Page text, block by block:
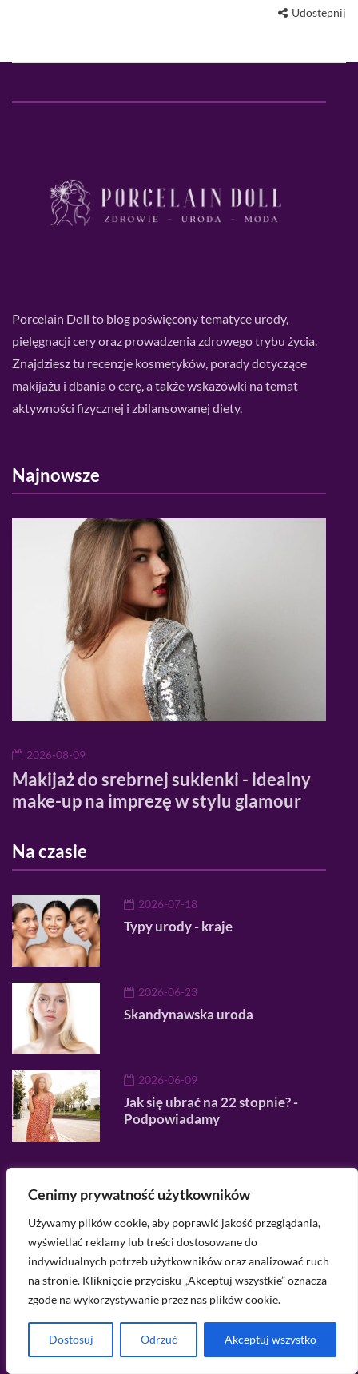
Cenimy prywatność użytkowników
Używamy plików cookie, aby poprawić jakość przeglądania,
wyświetlać reklamy lub treści dostosowane do
indywidualnych potrzeb użytkowników oraz analizować ruch
na stronie. Kliknięcie przycisku „Akceptuj wszystkie” oznacza
zgodę na wykorzystywanie przez nas plików cookie.
Dostosuj Odrzuć Akceptuj wszystko
Udostępnij
Porcelain Doll to blog poświęcony tematyce urody,
pielęgnacji cery oraz prowadzenia zdrowego trybu życia.
Znajdziesz tu recenzje kosmetyków, porady dotyczące
makijażu i dbania o cerę, a także wskazówki na temat
aktywności fizycznej i zbilansowanej diety.
Najnowsze
2026-08-09
Makijaż do srebrnej sukienki - idealny
make-up na imprezę w stylu glamour
Na czasie
2026-07-18
Typy urody - kraje
2026-06-23
Skandynawska uroda
2026-06-09
Jak się ubrać na 22 stopnie? -
Podpowiadamy
O nas
Regulamin serwisu
Polityka prywatności
Kategorie